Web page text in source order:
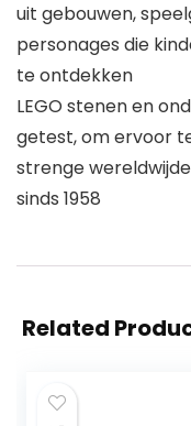
uit gebouwen,
personages die
te ontdekken
LEGO stenen en
getest, om ervoor
strenge
sinds 1958
Related